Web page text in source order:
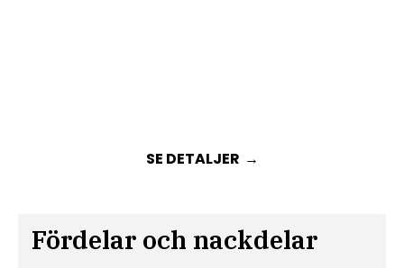
Fördelar och nackdelar
SE DETALJER